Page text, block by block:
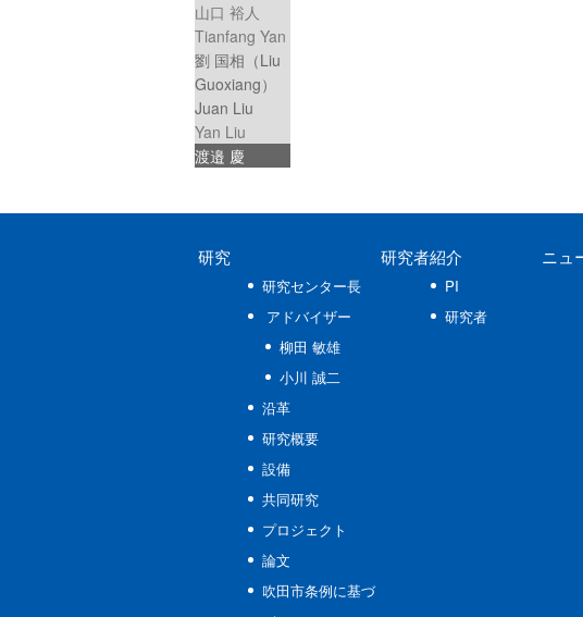
山口 裕人
Tianfang Yan
劉 国相（Liu
Guoxiang）
Juan Liu
Yan Liu
渡邉 慶
研究
研究センター長
アドバイザー
柳田 敏雄
小川 誠二
沿革
研究概要
設備
共同研究
プロジェクト
論文
吹田市条例に基づ
研究者紹介
PI
研究者
ニュ